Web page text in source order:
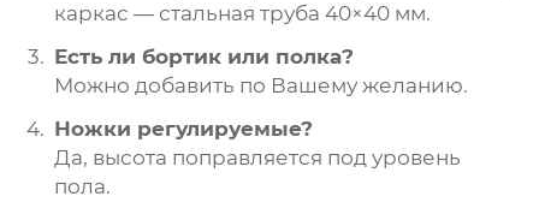
каркас — стальная труба 40×40 мм.
Есть ли бортик или полка?
Можно добавить по Вашему желанию.
Ножки регулируемые?
Да, высота поправляется под уровень
пола.